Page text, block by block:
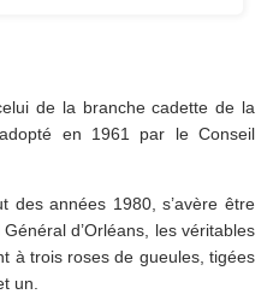
de la branche cadette de la
en 1961 par le Conseil
des années 1980, s’avère être
d’Orléans, les véritables
à trois roses de gueules, tigées
un.